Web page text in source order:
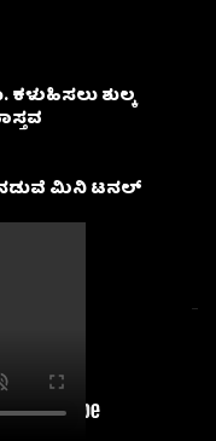
ಶುಲ್ಕ
ನಡುವೆ ಮಿನಿ ಟನಲ್